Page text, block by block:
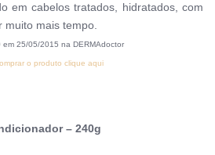
em cabelos tratados, hidratados, com
muito mais tempo.
em 25/05/2015 na DERMAdoctor
o produto clique aqui
– 240g